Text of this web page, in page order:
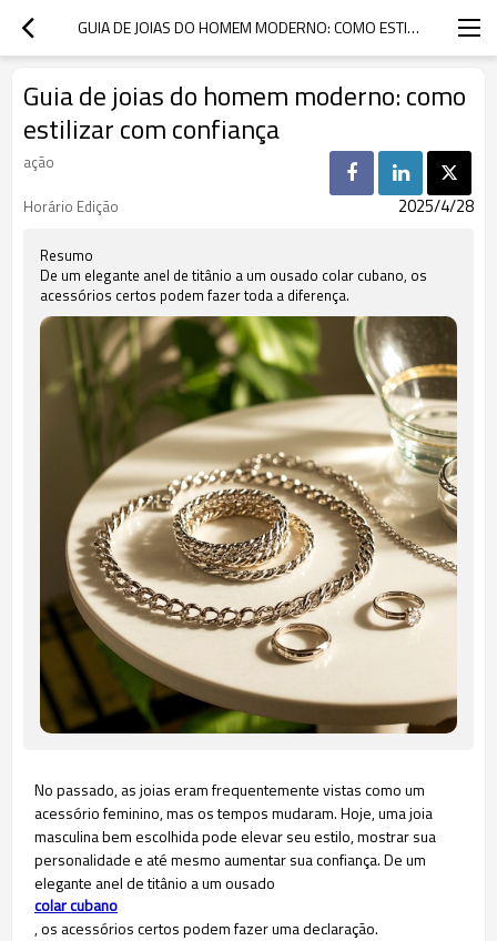
GUIA DE JOIAS DO HOMEM MODERNO: COMO ESTILIZAR COM CONFIANÇA
Guia de joias do homem moderno: como
estilizar com confiança
ação
Horário Edição
2025/4/28
Resumo
De um elegante anel de titânio a um ousado colar cubano, os
acessórios certos podem fazer toda a diferença.
No passado, as joias eram frequentemente vistas como um
acessório feminino, mas os tempos mudaram. Hoje, uma joia
masculina bem escolhida pode elevar seu estilo, mostrar sua
personalidade e até mesmo aumentar sua confiança. De um
elegante anel de titânio a um ousado
colar cubano
, os acessórios certos podem fazer uma declaração.